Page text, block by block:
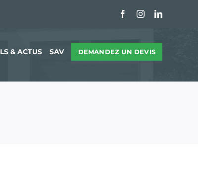
FacebookInstagramLinkedIn
& ACTUS SAV DEMANDEZ UN DEVIS